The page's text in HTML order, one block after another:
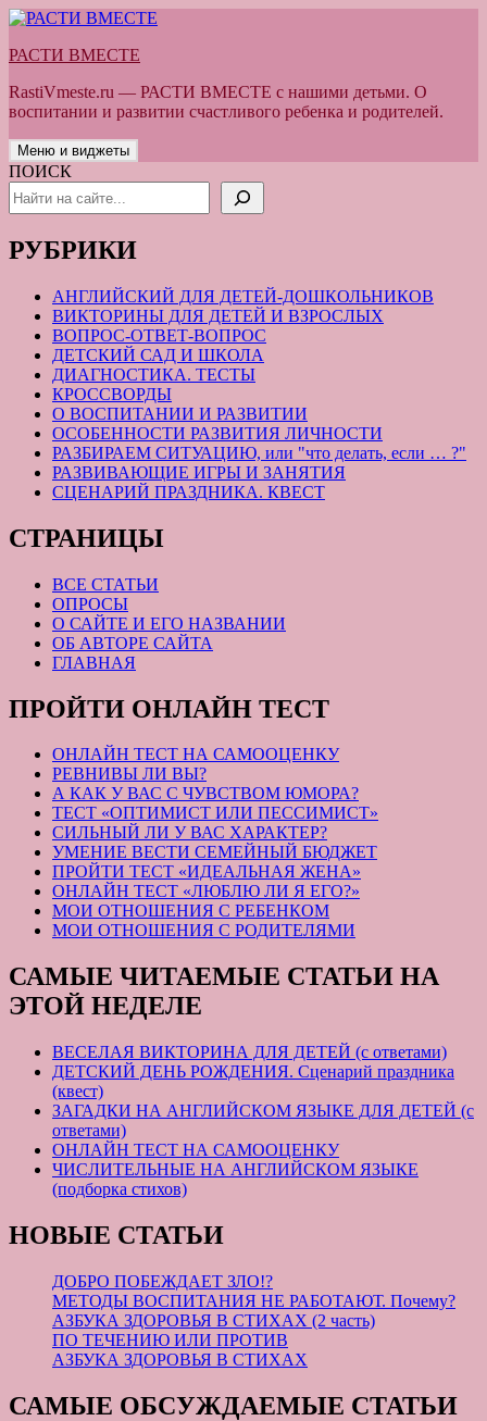
Перейти
содержимому
РАСТИ ВМЕСТЕ
RastiVmeste.ru — РАСТИ ВМЕСТЕ с нашими детьми. О
воспитании и развитии счастливого ребенка и родителей.
Меню и виджеты
ПОИСК
РУБРИКИ
АНГЛИЙСКИЙ ДЛЯ ДЕТЕЙ-ДОШКОЛЬНИКОВ
ВИКТОРИНЫ ДЛЯ ДЕТЕЙ И ВЗРОСЛЫХ
ВОПРОС-ОТВЕТ-ВОПРОС
ДЕТСКИЙ САД И ШКОЛА
ДИАГНОСТИКА. ТЕСТЫ
КРОССВОРДЫ
О ВОСПИТАНИИ И РАЗВИТИИ
ОСОБЕННОСТИ РАЗВИТИЯ ЛИЧНОСТИ
РАЗБИРАЕМ СИТУАЦИЮ, или "что делать, если … ?"
РАЗВИВАЮЩИЕ ИГРЫ И ЗАНЯТИЯ
СЦЕНАРИЙ ПРАЗДНИКА. КВЕСТ
СТРАНИЦЫ
ВСЕ СТАТЬИ
ОПРОСЫ
О САЙТЕ И ЕГО НАЗВАНИИ
ОБ АВТОРЕ САЙТА
ГЛАВНАЯ
ПРОЙТИ ОНЛАЙН ТЕСТ
ОНЛАЙН ТЕСТ НА САМООЦЕНКУ
РЕВНИВЫ ЛИ ВЫ?
А КАК У ВАС С ЧУВСТВОМ ЮМОРА?
ТЕСТ «ОПТИМИСТ ИЛИ ПЕССИМИСТ»
СИЛЬНЫЙ ЛИ У ВАС ХАРАКТЕР?
УМЕНИЕ ВЕСТИ СЕМЕЙНЫЙ БЮДЖЕТ
ПРОЙТИ ТЕСТ «ИДЕАЛЬНАЯ ЖЕНА»
ОНЛАЙН ТЕСТ «ЛЮБЛЮ ЛИ Я ЕГО?»
МОИ ОТНОШЕНИЯ С РЕБЕНКОМ
МОИ ОТНОШЕНИЯ С РОДИТЕЛЯМИ
САМЫЕ ЧИТАЕМЫЕ СТАТЬИ НА
ЭТОЙ НЕДЕЛЕ
ВЕСЕЛАЯ ВИКТОРИНА ДЛЯ ДЕТЕЙ (с ответами)
ДЕТСКИЙ ДЕНЬ РОЖДЕНИЯ. Сценарий праздника
(квест)
ЗАГАДКИ НА АНГЛИЙСКОМ ЯЗЫКЕ ДЛЯ ДЕТЕЙ (с
ответами)
ОНЛАЙН ТЕСТ НА САМООЦЕНКУ
ЧИСЛИТЕЛЬНЫЕ НА АНГЛИЙСКОМ ЯЗЫКЕ
(подборка стихов)
НОВЫЕ СТАТЬИ
ДОБРО ПОБЕЖДАЕТ ЗЛО!?
МЕТОДЫ ВОСПИТАНИЯ НЕ РАБОТАЮТ. Почему?
АЗБУКА ЗДОРОВЬЯ В СТИХАХ (2 часть)
ПО ТЕЧЕНИЮ ИЛИ ПРОТИВ
АЗБУКА ЗДОРОВЬЯ В СТИХАХ
САМЫЕ ОБСУЖДАЕМЫЕ СТАТЬИ